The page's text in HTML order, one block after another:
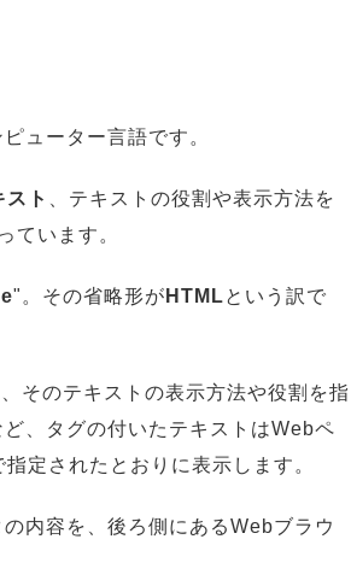
ューター言語です。
ト
、テキストの役割や表示方法を
ています。
"。その省略形が HTMLという訳で
そのテキストの表示方法や役割を指
、タグの付いたテキストはWebペ
定されたとおりに表示します。
内容を、後ろ側にあるWebブラウ